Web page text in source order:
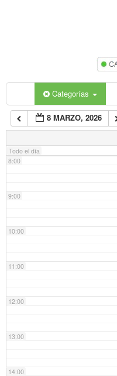
Categorías
8 MARZO, 2026
Todo el día
7:00
8:00
9:00
10:00
11:00
12:00
13:00
14:00